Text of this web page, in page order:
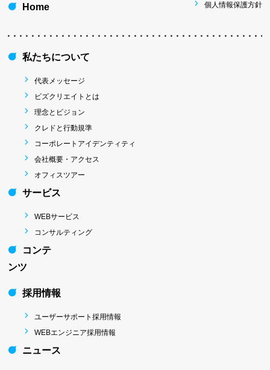
Home 個人情報保護方針
私たちについて
代表メッセージ
ビズクリエイトとは
理念とビジョン
クレドと行動規準
コーポレートアイデンティティ
会社概要・アクセス
オフィスツアー
サービス
WEBサービス
コンサルティング
コンテ
ンツ
採用情報
ユーザーサポート採用情報
WEBエンジニア採用情報
ニュース